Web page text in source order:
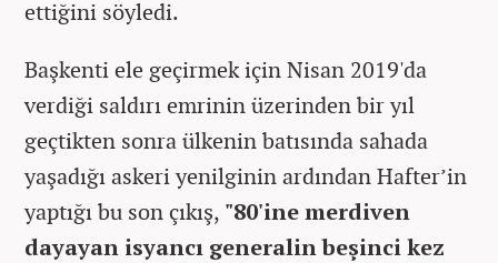
ettiğini söyledi.
Başkenti ele geçirmek için Nisan 2019'da
verdiği saldırı emrinin üzerinden bir yıl
geçtikten sonra ülkenin batısında sahada
yaşadığı askeri yenilginin ardından Hafter’in
yaptığı bu son çıkış, "80'ine merdiven
dayayan isyancı generalin beşinci kez